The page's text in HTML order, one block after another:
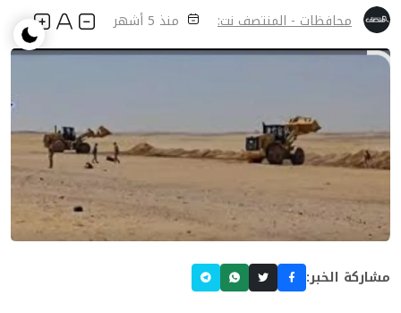
محافظات - المنتصف نت: منذ 5 أشهر
مشاركة الخبر: